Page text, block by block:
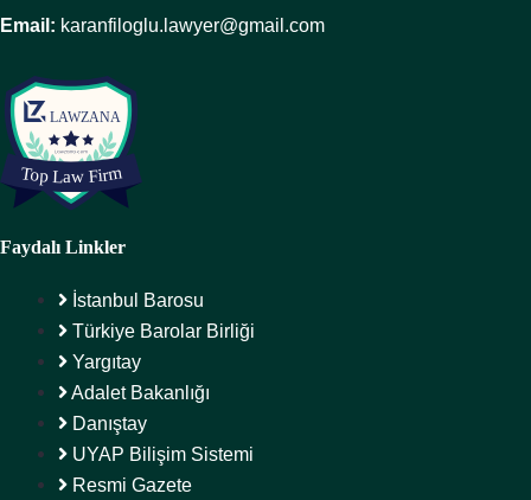
Email: karanfiloglu.lawyer@gmail.com
Faydalı Linkler
İstanbul Barosu
Türkiye Barolar Birliği
Yargıtay
Adalet Bakanlığı
Danıştay
UYAP Bilişim Sistemi
Resmi Gazete